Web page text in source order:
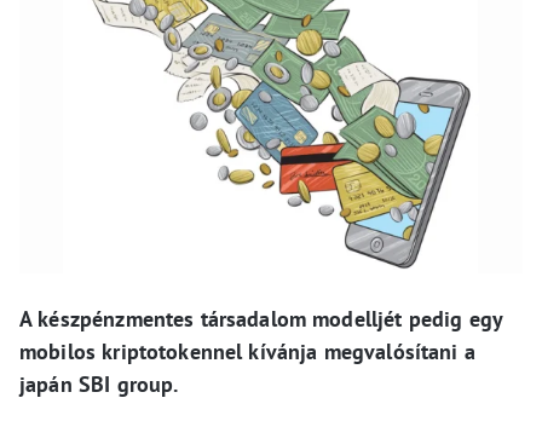
A készpénzmentes társadalom modelljét pedig egy
mobilos kriptotokennel kívánja megvalósítani a
japán SBI group.